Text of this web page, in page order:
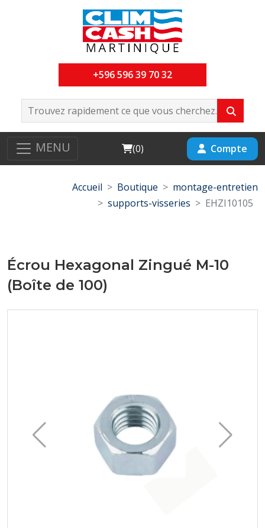
+596 596 39 70 32
MENU Cart
(0) Compte
Accueil Boutique
montage-entretien
supports-visseries
EHZI10105
Écrou Hexagonal Zingué M-10
(Boîte de 100)